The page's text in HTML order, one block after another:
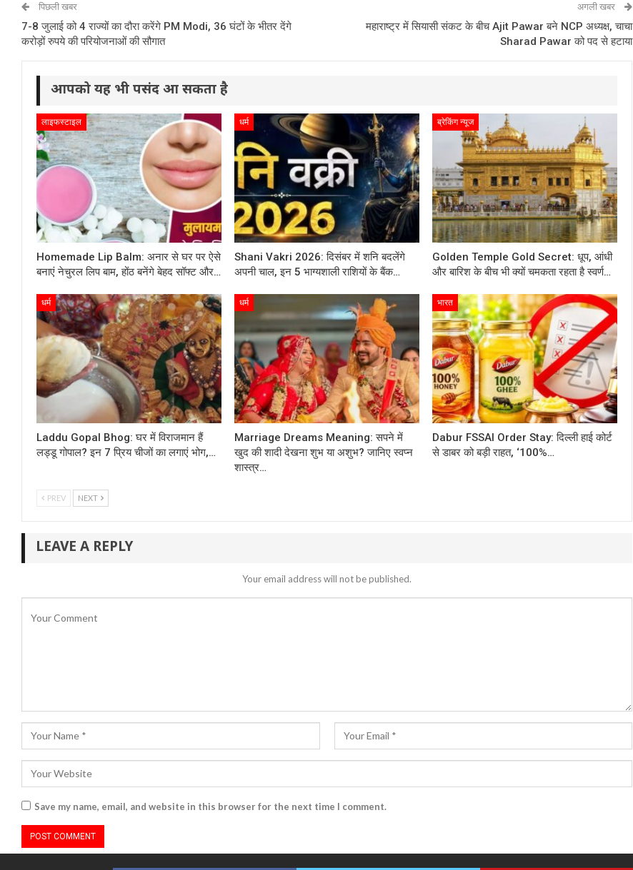
पिछली खबर
7-8 जुलाई को 4 राज्यों का दौरा करेंगे PM Modi, 36 घंटों के भीतर देंगे
करोड़ों रुपये की परियोजनाओं की सौगात
अगली खबर
महाराष्ट्र में सियासी संकट के बीच Ajit Pawar बने NCP अध्यक्ष, चाचा
Sharad Pawar को पद से हटाया
आपको यह भी पसंद आ सकता है
लाइफस्टाइल
Homemade Lip Balm: अनार से घर पर ऐसे
बनाएं नेचुरल लिप बाम, होंठ बनेंगे बेहद सॉफ्ट और…
धर्म
Shani Vakri 2026: दिसंबर में शनि बदलेंगे
अपनी चाल, इन 5 भाग्यशाली राशियों के बैंक…
ब्रेकिंग न्यूज
Golden Temple Gold Secret: धूप, आंधी
और बारिश के बीच भी क्यों चमकता रहता है स्वर्ण…
धर्म
Laddu Gopal Bhog: घर में विराजमान हैं
लड्डू गोपाल? इन 7 प्रिय चीजों का लगाएं भोग,…
धर्म
Marriage Dreams Meaning: सपने में
खुद की शादी देखना शुभ या अशुभ? जानिए स्वप्न
शास्त्र…
भारत
Dabur FSSAI Order Stay: दिल्ली हाई कोर्ट
से डाबर को बड़ी राहत, ‘100%…
PREV NEXT
LEAVE A REPLY
Your email address will not be published.
Save my name, email, and website in this browser for the next time I comment.